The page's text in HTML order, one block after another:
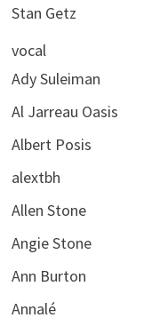
Stan Getz
vocal
Ady Suleiman
Al Jarreau Oasis
Albert Posis
alextbh
Allen Stone
Angie Stone
Ann Burton
Annalé